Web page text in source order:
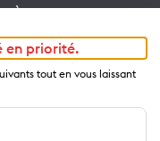
Médias
et guides
en priorité.
tout en vous laissant